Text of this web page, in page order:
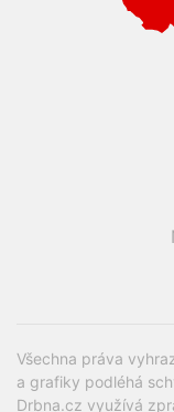
Všechna práva
a grafiky podléhá
Drbna.cz využívá